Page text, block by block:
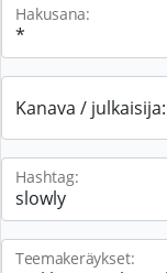
Hakusana:
Kanava / julkaisija:
Hashtag:
Teemakeräykset: